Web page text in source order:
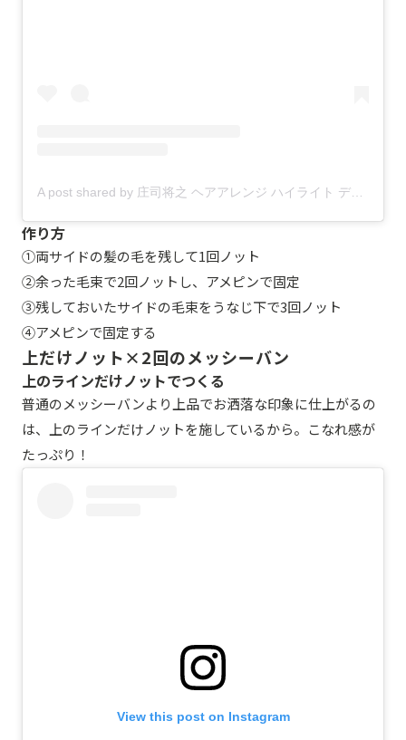
作り方
①両サイドの髪の毛を残して1回ノット
②余った毛束で2回ノットし、アメピンで固定
③残しておいたサイドの毛束をうなじ下で3回ノット
④アメピンで固定する
上だけノット×2回のメッシーバン
上のラインだけノットでつくる
普通のメッシーバンより上品でお洒落な印象に仕上がるの
は、上のラインだけノットを施しているから。こなれ感が
たっぷり！
View this post on Instagram